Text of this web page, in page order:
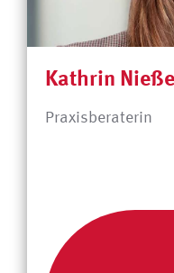
Kathrin
Praxisberaterin